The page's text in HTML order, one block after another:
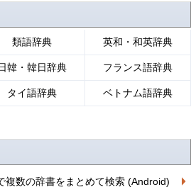
類語辞典 英和・和英辞典
韓・韓日辞典 フランス語辞典
タイ語辞典 ベトナム語辞典
複数の辞書をまとめて検索 (Android)